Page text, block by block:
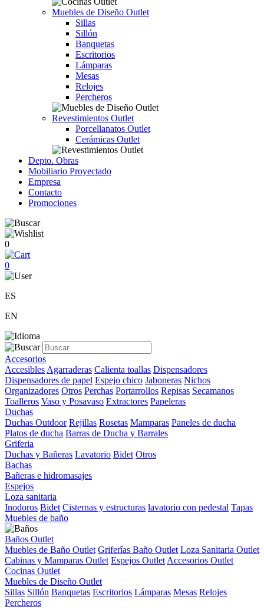
Muebles de Diseño Outlet
Sillas
Sillón
Banquetas
Escritorios
Lámparas
Mesas
Relojes
Percheros
Revestimientos Outlet
Porcellanatos Outlet
Cerámicas Outlet
Depto. Obras
Mobiliario Proyectado
Empresa
Contacto
Promociones
0
0
ES
EN
Accesorios
Accesibles Agarraderas Calienta toallas Dispensadores
Dispensadores de papel Espejo chico Jaboneras Nichos
Organizadores Otros Perchas Portarrollos Repisas Secamanos
Toalleros Vaso y Posavaso Extractores Papeleras
Duchas
Duchas Outdoor Rejillas Rosetas Mamparas Paneles de ducha
Platos de ducha Barras de Ducha y Barrales
Griferia
Duchas y Bañeras Lavatorio Bidet Otros
Bachas
Bañeras e hidromasajes
Espejos
Loza sanitaria
Inodoros Bidet Cisternas y estructuras lavatorio con pedestal Tapas
Muebles de baño
Baños Outlet
Muebles de Baño Outlet Griferîas Baño Outlet Loza Sanitaria Outlet
Cabinas y Mamparas Outlet Espejos Outlet Accesorios Outlet
Cocinas Outlet
Muebles de Diseño Outlet
Sillas Sillón Banquetas Escritorios Lámparas Mesas Relojes
Percheros